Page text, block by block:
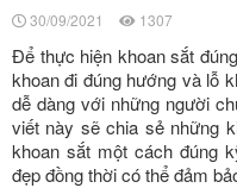
30/09/2021 1307
Để thực hiện khoan sắt
khoan đi đúng hướng và lỗ
dễ dàng với những người
viết này sẽ chia sẻ những
khoan sắt một cách đúng
đẹp đồng thời có thể đảm